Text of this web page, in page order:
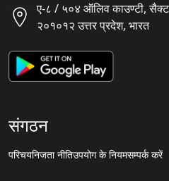
ए-८ / ५०४ ऑलिव काउण्टी,
२०१०१२ उत्तर प्रदेश, भारत
संगठन
परिचयनिजता नीतिउपयोग के नियमसम्पर्क करें